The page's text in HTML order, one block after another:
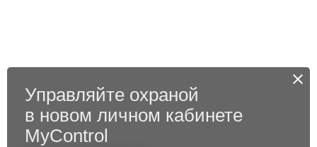
Управляйте охраной
в новом личном кабинете
MyControl